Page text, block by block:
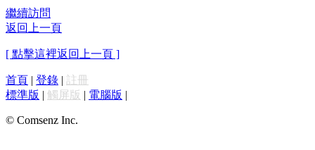
繼續訪問
返回上一頁
[ 點擊這裡返回上一頁 ]
首頁 | 登錄 | 註冊
標準版 | 觸屏版 | 電腦版 |
© Comsenz Inc.